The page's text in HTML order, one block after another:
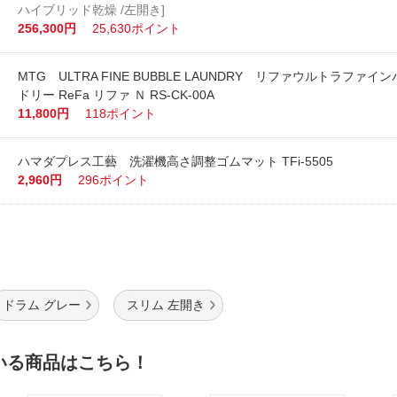
ハイブリッド乾燥 /左開き]
256,300円
25,630ポイント
MTG ULTRA FINE BUBBLE LAUNDRY リファウルトラファイン
ドリー ReFa リファ Ｎ RS-CK-00A
11,800円
118ポイント
ハマダプレス工藝 洗濯機高さ調整ゴムマット TFi-5505
2,960円
296ポイント
ドラム グレー スリム 左開き
商品はこちら！